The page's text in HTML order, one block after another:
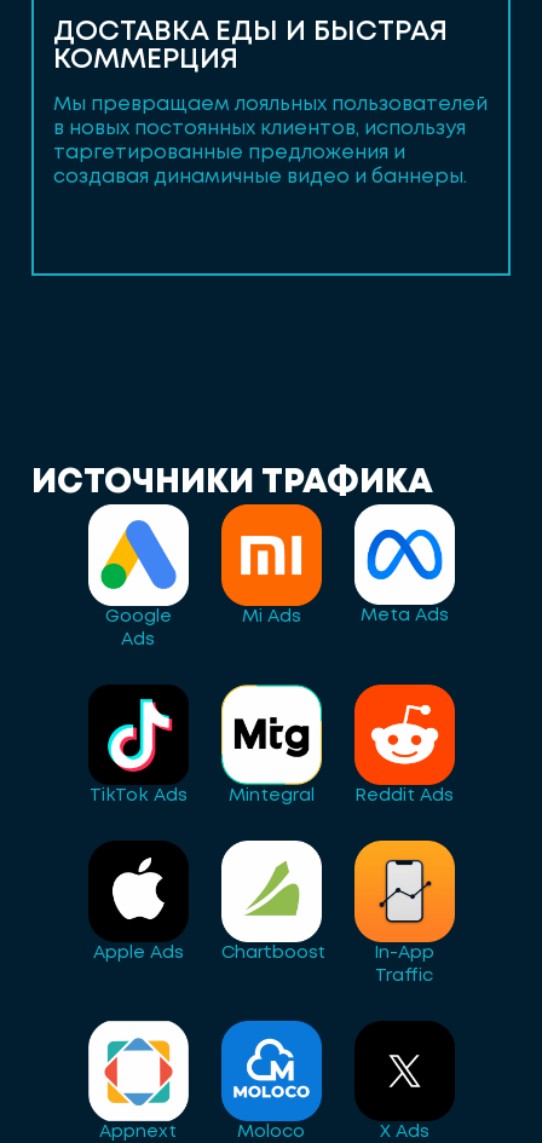
ДОСТАВКА ЕДЫ И БЫСТРАЯ
КОММЕРЦИЯ
Мы превращаем лояльных пользователей
в новых постоянных клиентов, используя
таргетированные предложения и
создавая динамичные видео и баннеры.
И СТОЧ Н И КИ Т РАФ И КА
Google
Ads
Mi Ads Meta Ads
TikTok Ads Mintegral Reddit Ads
Apple Ads Chartboost
In-App
Traffic
Appnext Moloco X Ads